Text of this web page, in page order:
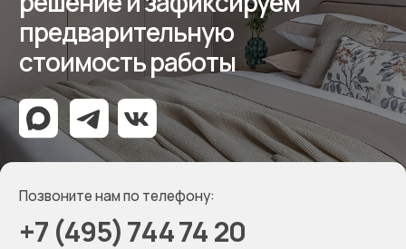
Контакты
ООО «Мебель-Королей»
ИНН 7707779585
КПП 770701001
ОГРН 1127746504654
Реквизиты
Политика конфиденциальности